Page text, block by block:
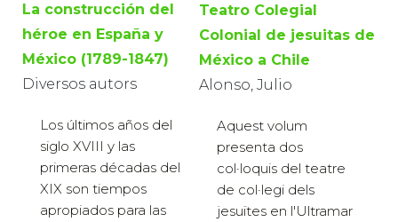
La construcción del
héroe en España y
México (1789-1847)
Diversos autors
Los últimos años del
siglo XVIII y las
primeras décadas del
XIX son tiempos
apropiados para las
Teatro Colegial
Colonial de jesuitas de
México a Chile
Alonso, Julio
Aquest volum
presenta dos
col·loquis del teatre
de col·legi dels
jesuïtes en l'Ultramar